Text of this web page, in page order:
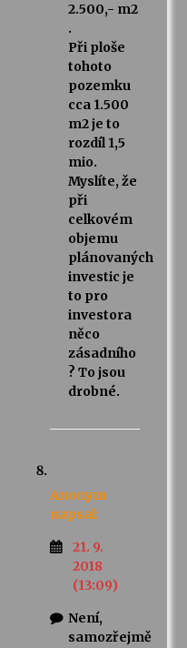
2.500,- m2
.
Při ploše
tohoto
pozemku
cca 1.500
m2 je to
rozdíl 1,5
mio.
Myslíte, že
při
celkovém
objemu
plánovaných
investic je
to pro
investora
něco
zásadního
? To jsou
drobné.
Anonym
napsal:
21. 9.
2018
(13:09)
Není,
samozřejmě